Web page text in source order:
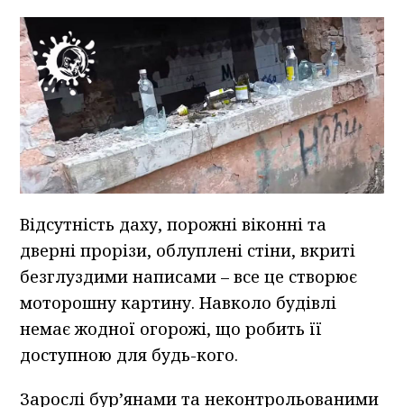
Відсутність даху, порожні віконні та
дверні прорізи, облуплені стіни, вкриті
безглуздими написами – все це створює
моторошну картину. Навколо будівлі
немає жодної огорожі, що робить її
доступною для будь-кого.
Зарослі бур’янами та неконтрольованими